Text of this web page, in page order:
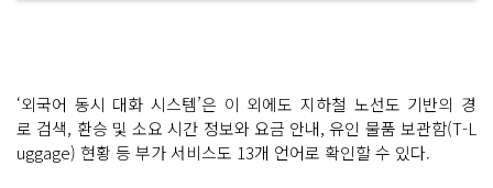
‘외국어 동시 대화 시스템’은 이 외에도 지하철 노선도 기반의 경
로 검색, 환승 및 소요 시간 정보와 요금 안내, 유인 물품 보관함(T-L
uggage) 현황 등 부가 서비스도 13개 언어로 확인할 수 있다.